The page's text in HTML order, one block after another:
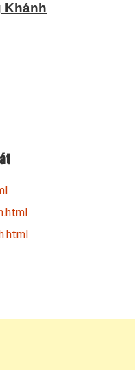
Khánh